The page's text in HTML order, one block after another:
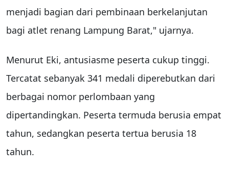
menjadi bagian dari pembinaan berkelanjutan
bagi atlet renang Lampung Barat," ujarnya.
Menurut Eki, antusiasme peserta cukup tinggi.
Tercatat sebanyak 341 medali diperebutkan dari
berbagai nomor perlombaan yang
dipertandingkan. Peserta termuda berusia empat
tahun, sedangkan peserta tertua berusia 18
tahun.